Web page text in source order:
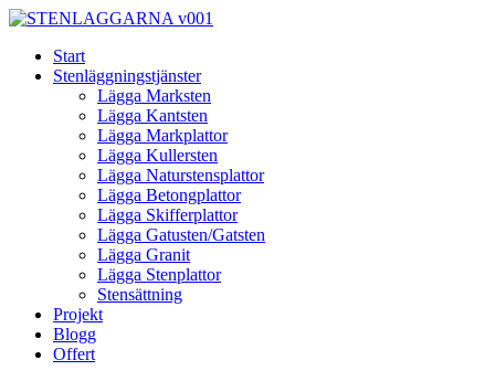
Skip
contentStart
Stenläggningstjänster
Lägga Marksten
Lägga Kantsten
Lägga Markplattor
Lägga Kullersten
Lägga Naturstensplattor
Lägga Betongplattor
Lägga Skifferplattor
Lägga Gatusten/Gatsten
Lägga Granit
Lägga Stenplattor
Stensättning
Projekt
Blogg
Offert